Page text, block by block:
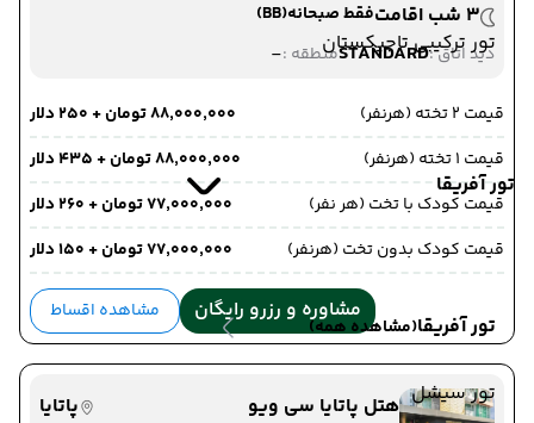
تور ترکیبی تاجیکستان
تور آفریقا
تور آفریقا(مشاهده همه)
تور سیشل
3 شب اقامت
فقط صبحانه(BB)
دید اتاق :STANDARDمنطقه :-
قیمت 2 تخته (هرنفر)
۸۸٬۰۰۰٬۰۰۰ تومان + ۲۵۰ دلار
قیمت 1 تخته (هرنفر)
۸۸٬۰۰۰٬۰۰۰ تومان + ۴۳۵ دلار
قیمت کودک با تخت (هر نفر)
۷۷٬۰۰۰٬۰۰۰ تومان + ۲۶۰ دلار
قیمت کودک بدون تخت (هرنفر)
۷۷٬۰۰۰٬۰۰۰ تومان + ۱۵۰ دلار
مشاوره و رزرو رایگان مشاهده اقساط
هتل پاتایا سی ویو
پاتایا